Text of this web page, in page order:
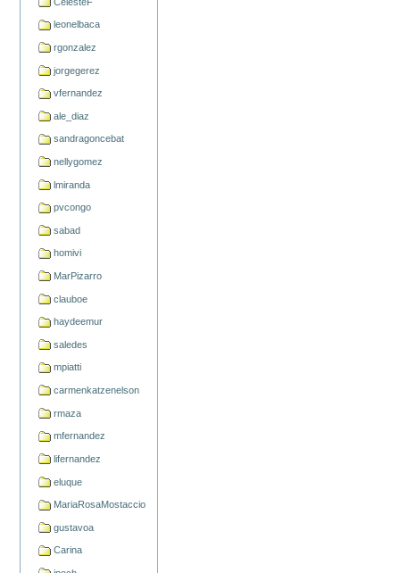
leonelbaca
rgonzalez
jorgegerez
vfernandez
ale_diaz
sandragoncebat
nellygomez
lmiranda
pvcongo
sabad
homivi
MarPizarro
clauboe
haydeemur
saledes
mpiatti
carmenkatzenelson
rmaza
mfernandez
lifernandez
eluque
MariaRosaMostaccio
gustavoa
Carina